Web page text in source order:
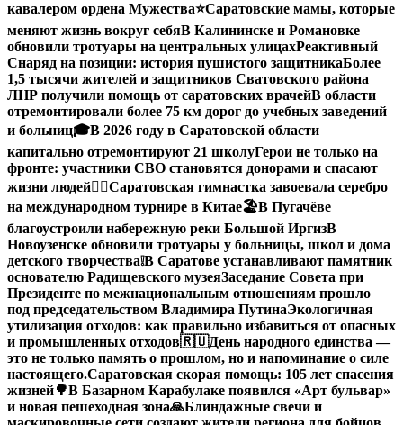
кавалером ордена Мужества⭐️Саратовские мамы, которые
меняют жизнь вокруг себяВ Калининске и Романовке
обновили тротуары на центральных улицахРеактивный
Снаряд на позиции: история пушистого защитникаБолее
1,5 тысячи жителей и защитников Сватовского района
ЛНР получили помощь от саратовских врачейВ области
отремонтировали более 75 км дорог до учебных заведений
и больниц🎓В 2026 году в Саратовской области
капитально отремонтируют 21 школуГерои не только на
фронте: участники СВО становятся донорами и спасают
жизни людей🤸‍♀️Саратовская гимнастка завоевала серебро
на международном турнире в Китае🏖В Пугачёве
благоустроили набережную реки Большой ИргизВ
Новоузенске обновили тротуары у больницы, школ и дома
детского творчества❕В Саратове устанавливают памятник
основателю Радищевского музеяЗаседание Совета при
Президенте по межнациональным отношениям прошло
под председательством Владимира ПутинаЭкологичная
утилизация отходов: как правильно избавиться от опасных
и промышленных отходов🇷🇺День народного единства —
это не только память о прошлом, но и напоминание о силе
настоящего.Саратовская скорая помощь: 105 лет спасения
жизней🌳В Базарном Карабулаке появился «Арт бульвар»
и новая пешеходная зона🙏Блиндажные свечи и